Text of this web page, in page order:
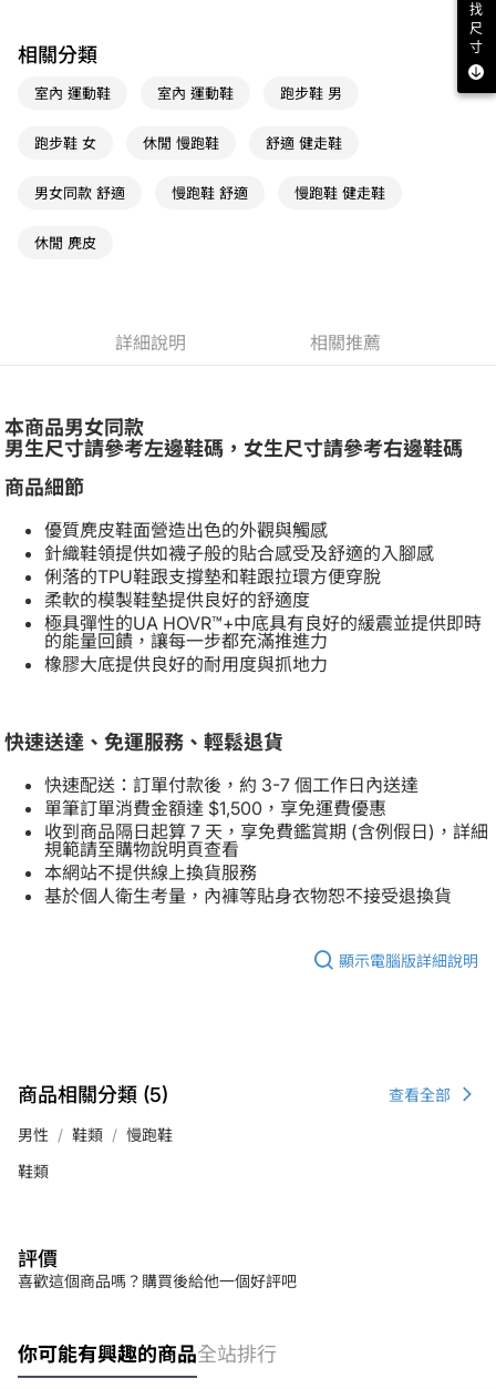
相關分類
室內 運動鞋 室內 運動鞋 跑步鞋 男
跑步鞋 女 休閒 慢跑鞋 舒適 健走鞋
男女同款 舒適 慢跑鞋 舒適 慢跑鞋 健走鞋
休閒 麂皮
詳細說明 相關推薦
本商品男女同款
男生尺寸請參考左邊鞋碼，女生尺寸請參考右邊鞋碼
商品細節
優質麂皮鞋面營造出色的外觀與觸感
針織鞋領提供如襪子般的貼合感受及舒適的入腳感
俐落的TPU鞋跟支撐墊和鞋跟拉環方便穿脫
柔軟的模製鞋墊提供良好的舒適度
極具彈性的UA HOVR™+中底具有良好的緩震並提供即時
的能量回饋，讓每一步都充滿推進力
橡膠大底提供良好的耐用度與抓地力
快速送達、免運服務、輕鬆退貨
快速配送：訂單付款後，約 3-7 個工作日內送達
單筆訂單消費金額達 $1,500，享免運費優惠
收到商品隔日起算 7 天，享免費鑑賞期 (含例假日)，詳細
規範請至購物說明頁查看
本網站不提供線上換貨服務
基於個人衛生考量，內褲等貼身衣物恕不接受退換貨
顯示電腦版詳細說明
商品相關分類 (5) 查看全部
男性 鞋類
慢跑鞋
鞋類
評價
喜歡這個商品嗎？購買後給他一個好評吧
你可能有興趣的商品全站排行
找
尺
寸